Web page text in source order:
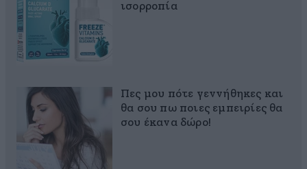
ισορροπία
Πες μου πότε γεννήθηκες και
θα σου πω ποιες εμπειρίες θα
σου έκανα δώρο!